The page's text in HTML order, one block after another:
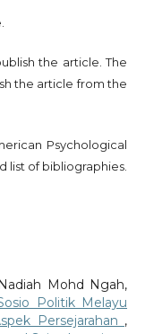
the article. The
the article from the
Psychological
list of bibliographies.
Mohd Ngah,
Politik Melayu
Persejarahan ,